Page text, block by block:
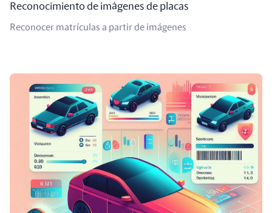
Reconocimiento de imágenes de placas
Reconocer matrículas a partir de imágenes